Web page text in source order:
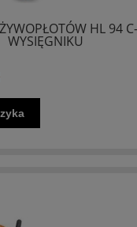
HL 94
WYSIĘGNIKU